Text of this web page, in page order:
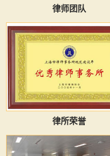
律师团队
律所荣誉